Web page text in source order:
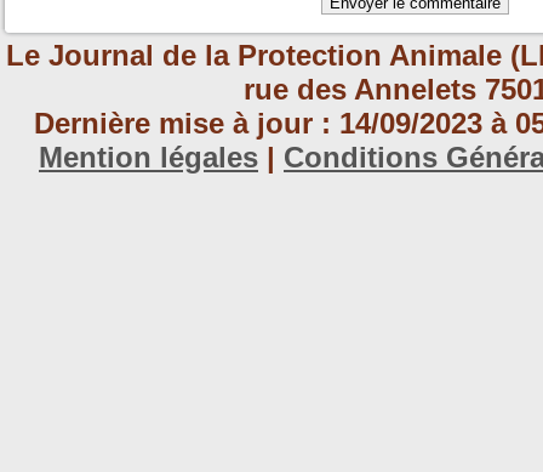
Le Journal de la Protection Animale
rue des Annelets
Dernière mise à jour : 14/09/2023 à
Mention légales | Conditions